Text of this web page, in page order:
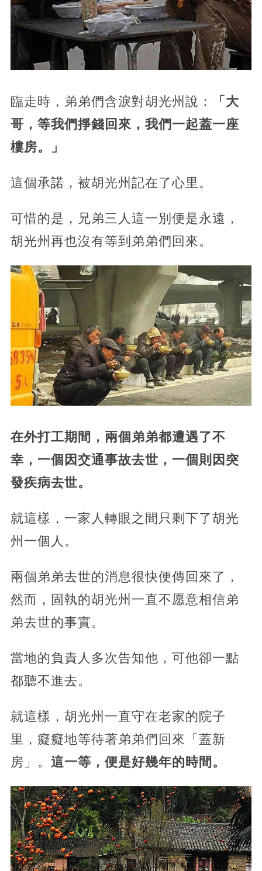
臨走時，弟弟們含淚對胡光州說：
「大
哥，等我們掙錢回來，我們一起蓋一座
樓房。」
這個承諾，被胡光州記在了心里。
可惜的是，兄弟三人這一別便是永遠，
胡光州再也沒有等到弟弟們回來。
在外打工期間，兩個弟弟都遭遇了不
幸，一個因交通事故去世，一個則因突
發疾病去世。
就這樣，一家人轉眼之間只剩下了胡光
州一個人。
兩個弟弟去世的消息很快便傳回來了，
然而，固執的胡光州一直不愿意相信弟
弟去世的事實。
當地的負責人多次告知他，可他卻一點
都聽不進去。
就這樣，胡光州一直守在老家的院子
里，癡癡地等待著弟弟們回來「蓋新
房」。 這一等，便是好幾年的時間。